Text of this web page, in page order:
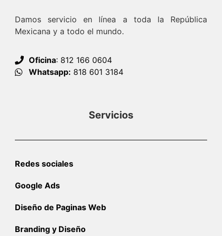
Damos servicio en línea a toda la República
Mexicana y a todo el mundo.
Oficina: 812 166 0604
Whatsapp: 818 601 3184
Servicios
Redes sociales
Google Ads
Diseño de Paginas Web
Branding y Diseño